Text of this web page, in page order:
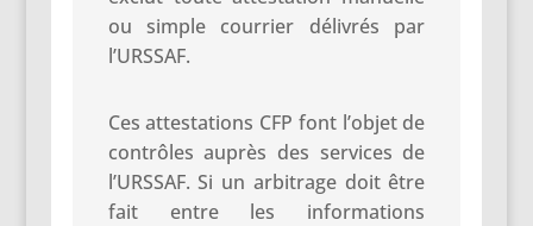
ou simple courrier délivrés par
l’URSSAF.
Ces attestations CFP font l’objet de
contrôles auprès des services de
l’URSSAF. Si un arbitrage doit être
fait entre les informations